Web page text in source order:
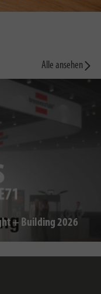
Alle ansehen
+ Building 2026